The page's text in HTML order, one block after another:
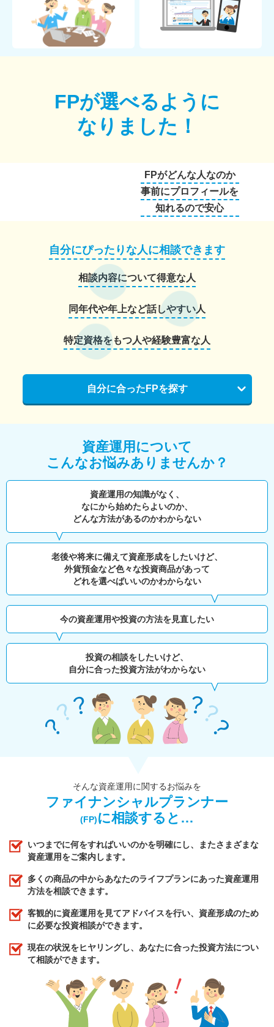
FPが選べるように
なりました！
FPがどんな人なのか
事前にプロフィールを
知れるので安心
自分にぴったりな人に相談できます
相談内容について得意な人
同年代や年上など話しやすい人
特定資格をもつ人や経験豊富な人
自分に合ったFPを探す
資産運用について
こんなお悩みありませんか？
資産運用の知識がなく、
なにから始めたらよいのか、
どんな方法があるのかわからない
老後や将来に備えて資産形成をしたいけど、
外貨預金など色々な投資商品があって
どれを選べばいいのかわからない
今の資産運用や投資の方法を見直したい
投資の相談をしたいけど、
自分に合った投資方法がわからない
そんな資産運用に関するお悩みを
ファイナンシャルプランナー
(FP)に相談すると…
いつまでに何をすればいいのかを明確にし、またさまざまな
資産運用をご案内します。
多くの商品の中からあなたのライフプランにあった資産運用
方法を相談できます。
客観的に資産運用を見てアドバイスを行い、資産形成のため
に必要な投資相談ができます。
現在の状況をヒヤリングし、あなたに合った投資方法につい
て相談ができます。